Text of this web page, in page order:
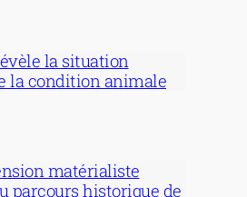
la situation
la condition animale
matérialiste
parcours historique de